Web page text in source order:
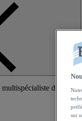
du
sur